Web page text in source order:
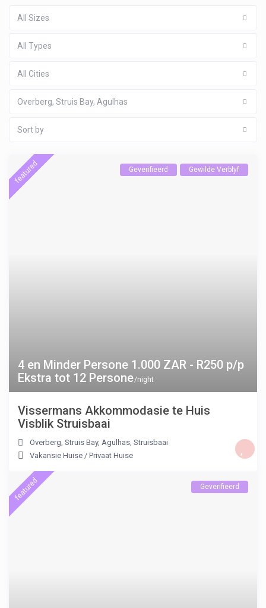
All Sizes
All Types
All Cities
Overberg, Struis Bay, Agulhas
Sort by
4 en Minder Persone 1.000 ZAR - R250 p/p
Ekstra tot 12 Persone/night
featured Geverifieerd Gewilde Verblyf
Vissermans Akkommodasie te Huis
Visblik Struisbaai
Overberg, Struis Bay, Agulhas,Struisbaai
Vakansie Huise /Privaat Huise
featured Geverifieerd